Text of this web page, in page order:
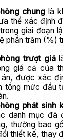
chunglà
thể xác định
giai đoạn
phần trăm (%)
trượt giá
giá cả của
được xác
tổng mức đầu
phát sinh
danh mục đã
thường bao
thiết kế, thay